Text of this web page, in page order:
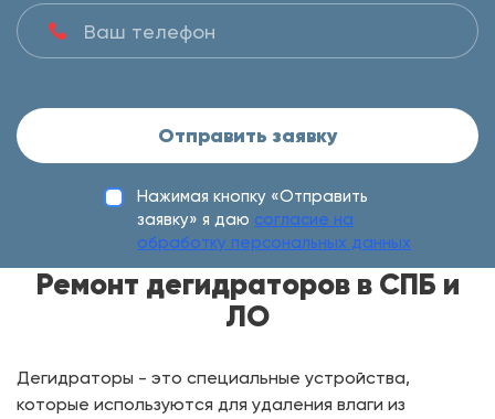
Отправить заявку
Нажимая кнопку «Отправить
заявку» я даю согласие на
обработку персональных данных
Ремонт дегидраторов в СПБ и
ЛО
Дегидраторы - это специальные устройства,
которые используются для удаления влаги из